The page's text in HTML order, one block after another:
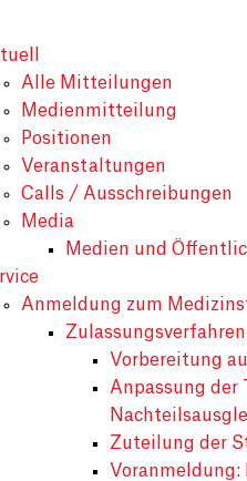
Alle Mitteilungen
Medienmitteilung
Positionen
Veranstaltungen
Calls / Ausschreibungen
Media
Medien und
Anmeldung zum
Vorbereitung
Anpassung
Zuteilung der